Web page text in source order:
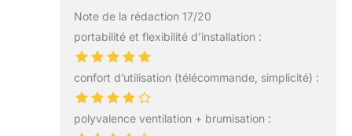
Note de la rédaction 17/20
portabilité et flexibilité d’installation :
confort d’utilisation (télécommande, simplicité) :
polyvalence ventilation + brumisation :